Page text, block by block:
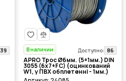
39 В наличии Доступно: 86
APRO Трос Ø6мм. (5+1мм.) DIN
3055 (6x7+FC) (оцинкований
W1, у ПВХ обплетенні - 1мм.)
(бухта 100м.)